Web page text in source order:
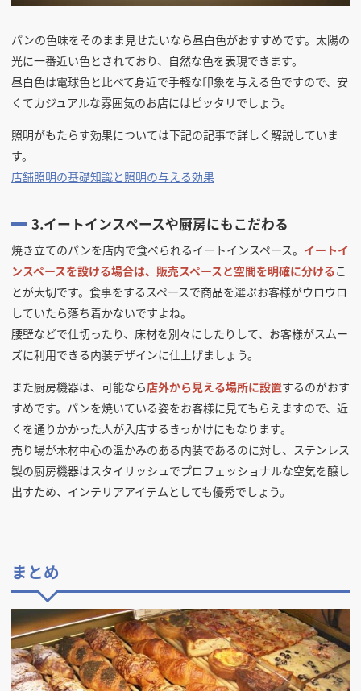
パンの色味をそのまま見せたいなら昼白色がおすすめです。太陽の
光に一番近い色とされており、自然な色を表現できます。
昼白色は電球色と比べて身近で手軽な印象を与える色ですので、安
くてカジュアルな雰囲気のお店にはピッタリでしょう。
照明がもたらす効果については下記の記事で詳しく解説していま
す。
店舗照明の基礎知識と照明の与える効果
3.イートインスペースや厨房にもこだわる
焼き立てのパンを店内で食べられるイートインスペース。 イートイ
ンスペースを設ける場合は、販売スペースと空間を明確に分けるこ
とが大切です。食事をするスペースで商品を選ぶお客様がウロウロ
していたら落ち着かないですよね。
腰壁などで仕切ったり、床材を別々にしたりして、お客様がスムー
ズに利用できる内装デザインに仕上げましょう。
また厨房機器は、可能なら店外から見える場所に設置するのがおす
すめです。パンを焼いている姿をお客様に見てもらえますので、近
くを通りかかった人が入店するきっかけにもなります。
売り場が木材中心の温かみのある内装であるのに対し、ステンレス
製の厨房機器はスタイリッシュでプロフェッショナルな空気を醸し
出すため、インテリアアイテムとしても優秀でしょう。
まとめ